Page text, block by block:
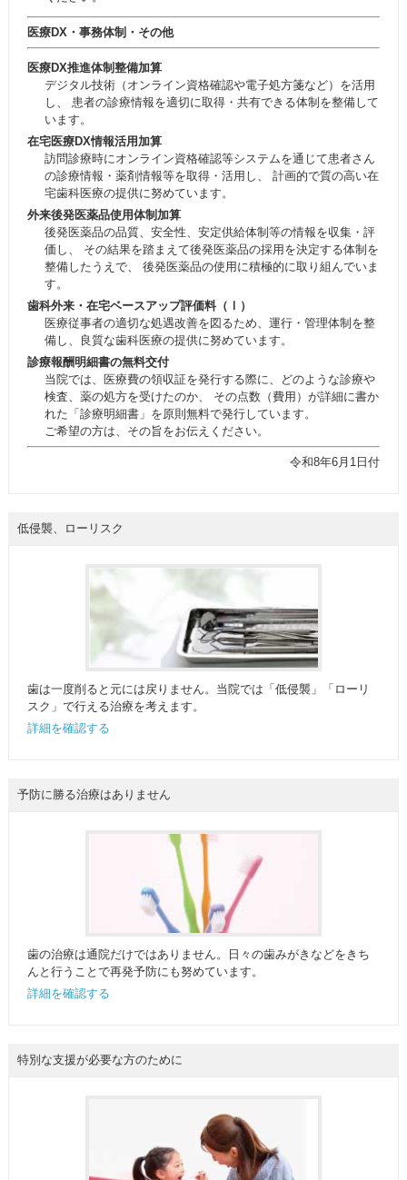
医療DX・事務体制・その他
医療DX推進体制整備加算
デジタル技術（オンライン資格確認や電子処方箋など）を活用
し、 患者の診療情報を適切に取得・共有できる体制を整備して
います。
在宅医療DX情報活用加算
訪問診療時にオンライン資格確認等システムを通じて患者さん
の診療情報・薬剤情報等を取得・活用し、 計画的で質の高い在
宅歯科医療の提供に努めています。
外来後発医薬品使用体制加算
後発医薬品の品質、安全性、安定供給体制等の情報を収集・評
価し、 その結果を踏まえて後発医薬品の採用を決定する体制を
整備したうえで、 後発医薬品の使用に積極的に取り組んでいま
す。
歯科外来・在宅ベースアップ評価料（Ⅰ）
医療従事者の適切な処遇改善を図るため、運行・管理体制を整
備し、良質な歯科医療の提供に努めています。
診療報酬明細書の無料交付
当院では、医療費の領収証を発行する際に、どのような診療や
検査、薬の処方を受けたのか、 その点数（費用）が詳細に書か
れた「診療明細書」を原則無料で発行しています。
ご希望の方は、その旨をお伝えください。
令和8年6月1日付
低侵襲、ローリスク
歯は一度削ると元には戻りません。当院では「低侵襲」「ローリ
スク」で行える治療を考えます。
詳細を確認する
予防に勝る治療はありません
歯の治療は通院だけではありません。日々の歯みがきなどをきち
んと行うことで再発予防にも努めています。
詳細を確認する
特別な支援が必要な方のために